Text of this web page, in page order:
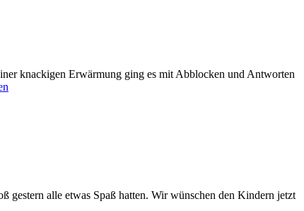
knackigen Erwärmung ging es mit Abblocken und Antworten
alle etwas Spaß hatten. Wir wünschen den Kindern jetzt